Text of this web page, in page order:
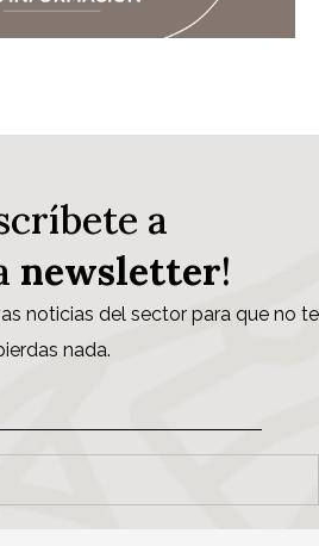
a
newsletter!
noticias del sector para que no te
nada.